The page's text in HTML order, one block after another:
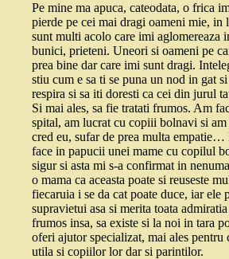
Pe mine ma apuca, cateodata, o frica
pierde pe cei mai dragi oameni mie, in
sunt multi acolo care imi aglomereaza
bunici, prieteni. Uneori si oameni pe
prea bine dar care imi sunt dragi.
stiu cum e sa ti se puna un nod in gat
respira si sa iti doresti ca cei din jurul
Si mai ales, sa fie tratati frumos. Am
spital, am lucrat cu copiii bolnavi si am
cred eu, sufar de prea multa empatie…
face in papucii unei mame cu copilul
sigur si asta mi s-a confirmat in
o mama ca aceasta poate si reuseste
fiecaruia i se da cat poate duce, iar ele
supravietui asa si merita toata
frumos insa, sa existe si la noi in tara
oferi ajutor specializat, mai ales pentru
utila si copiilor lor dar si parintilor.